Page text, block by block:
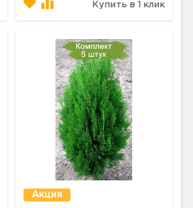
Купить в 1 клик
Акция